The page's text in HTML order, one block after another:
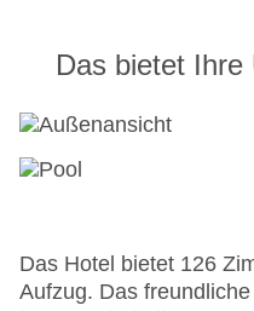
Das bietet Ihre
Das Hotel bietet 126
Aufzug. Das